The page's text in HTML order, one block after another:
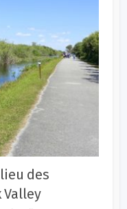
des